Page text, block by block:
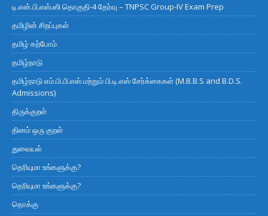
டி.என்.பி.எஸ்.ஸி தொகுதி-4 தேர்வு – TNPSC Group-IV Exam Prep
தமிழின் சிறப்புகள்
தமிழ் கற்போம்
தமிழ்நாடு
தமிழ்நாடு எம்.பி.பி.எஸ் மற்றும் பி.டி.எஸ் சேர்க்கைகள் (M.B.B.S and B.D.S.
Admissions)
திருக்குறள்
தினம் ஒரு குறள்
துவையல்
தெரியுமா உங்களுக்கு?
தெரியுமா உங்களுக்கு?
தொக்கு